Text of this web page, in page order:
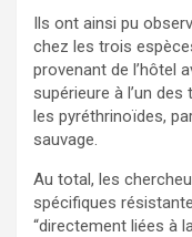
Ils ont ainsi pu
chez les trois
provenant de l’hôtel
supérieure à l’un
les pyréthrinoïdes,
sauvage.
Au total, les
spécifiques
“directement liées à